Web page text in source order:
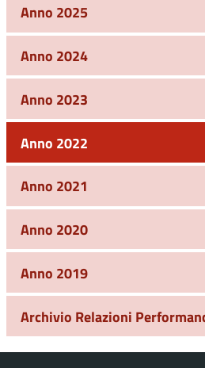
Anno 2025
Anno 2024
Anno 2023
Anno 2022
Anno 2021
Anno 2020
Anno 2019
Archivio Relazioni